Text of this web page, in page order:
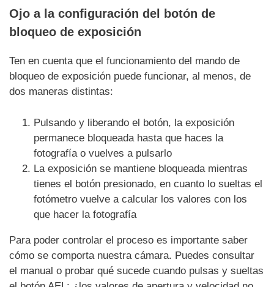
Ojo a la configuración del botón de
bloqueo de exposición
Ten en cuenta que el funcionamiento del mando de
bloqueo de exposición puede funcionar, al menos, de
dos maneras distintas:
Pulsando y liberando el botón, la exposición
permanece bloqueada hasta que haces la
fotografía o vuelves a pulsarlo
La exposición se mantiene bloqueada mientras
tienes el botón presionado, en cuanto lo sueltas el
fotómetro vuelve a calcular los valores con los
que hacer la fotografía
Para poder controlar el proceso es importante saber
cómo se comporta nuestra cámara. Puedes consultar
el manual o probar qué sucede cuando pulsas y sueltas